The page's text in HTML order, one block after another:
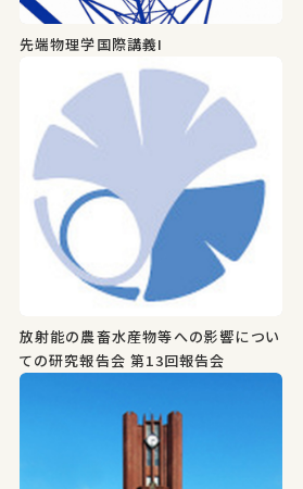
先端物理学国際講義I
放射能の農畜水産物等への影響につい
ての研究報告会 第13回報告会